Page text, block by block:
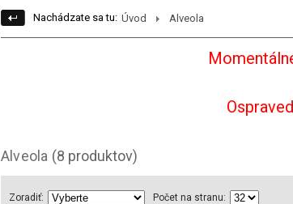
Nachádzate sa tu: Úvod Alveola
Alveola (8 produktov)
Zoradiť: Počet na stranu: